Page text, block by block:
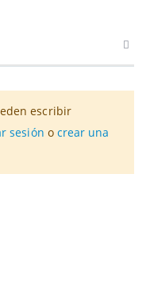
escribir
sesión o crear una